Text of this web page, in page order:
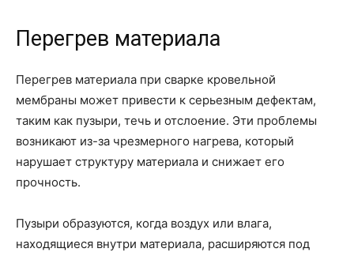
Перегрев материала
Перегрев материала при сварке кровельной
мембраны может привести к серьезным дефектам,
таким как пузыри, течь и отслоение. Эти проблемы
возникают из-за чрезмерного нагрева, который
нарушает структуру материала и снижает его
прочность.
Пузыри образуются, когда воздух или влага,
находящиеся внутри материала, расширяются под